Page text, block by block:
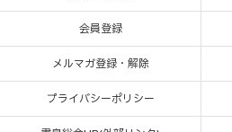
会員登録
メルマガ登録・解除
プライバシーポリシー